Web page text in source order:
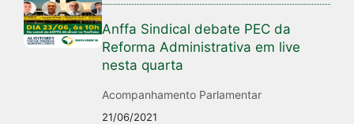
Anffa Sindical debate PEC da
Reforma Administrativa em live
nesta quarta
Acompanhamento Parlamentar
21/06/2021